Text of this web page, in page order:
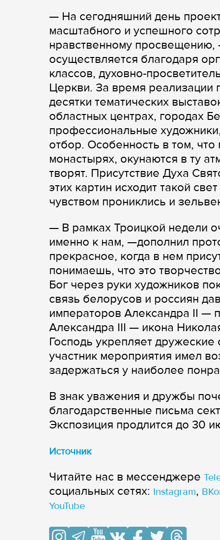
— На сегодняшний день
масштабного и успешного
нравственному
осуществляется благодаря
классов, духовно-
Церкви. За время реализации
десятки тематических
областных центрах, городах
профессиональные
отбор. Особенность в том,
монастырях, окунаются в ту
творят. Присутствие Духа
этих картин исходит такой
чувством прониклись и
— В рамках Троицкой недели
именно к нам, —дополнил
прекрасное, когда в нем
понимаешь, что это
Бог через руки художников
связь белорусов и россиян
императоров Александра II —
Александра III — икона
Господь укрепляет
участник мероприятия имел
задержаться у наиболее
В знак уважения и дружбы
благодарственные письма
Экспозиция продлится до 30
Источник
Читайте нас в мессенджере
cоциальных сетях: Instagram,
YouTube